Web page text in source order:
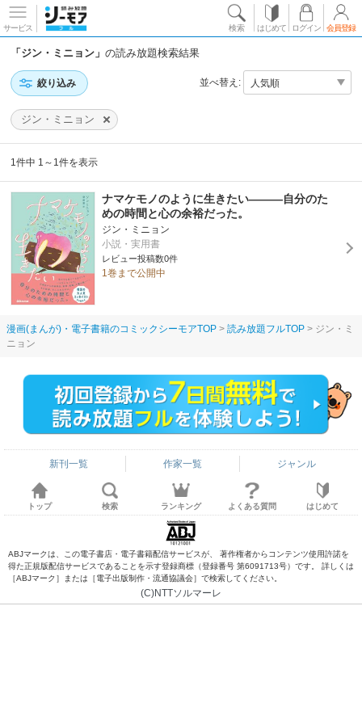
サービス 検索 はじめて ログイン 会員登録
「ジン・ミニョン」の読み放題検索結果
絞り込み 並べ替え:
ジン・ミニョン
1件中 1～1件を表示
ナマケモノのように生きたい―――自分のた
めの時間と心の余裕だった。
ジン・ミニョン
小説・実用書
レビュー投稿数0件
1巻まで公開中
漫画(まんが)・電子書籍のコミックシーモアTOP 読み放題フルTOP
ジン・ミ
ニョン
新刊一覧 作家一覧 ジャンル
トップ 検索 ランキング よくある質問 はじめて
ABJマークは、この電子書店・電子書籍配信サービスが、 著作権者からコンテンツ使用許諾を
得た正規版配信サービスであることを示す登録商標（登録番号 第6091713号）です。 詳しくは
［ABJマーク］または［電子出版制作・流通協議会］で検索してください。
(C)NTTソルマーレ